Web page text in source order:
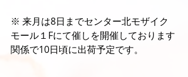
※ 来月は8日までセンター北モザイク
モール１Fにて催しを開催しております
関係で10日頃に出荷予定です。